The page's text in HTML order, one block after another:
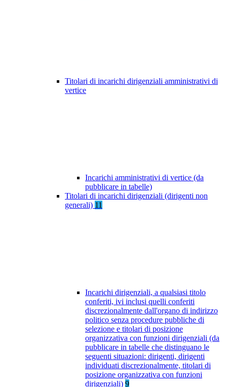
Titolari di incarichi dirigenziali amministrativi di
vertice
Incarichi amministrativi di vertice (da
pubblicare in tabelle)
Titolari di incarichi dirigenziali (dirigenti non
generali) 11
Incarichi dirigenziali, a qualsiasi titolo
conferiti, ivi inclusi quelli conferiti
discrezionalmente dall'organo di indirizzo
politico senza procedure pubbliche di
selezione e titolari di posizione
organizzativa con funzioni dirigenziali (da
pubblicare in tabelle che distinguano le
seguenti situazioni: dirigenti, dirigenti
individuati discrezionalmente, titolari di
posizione organizzativa con funzioni
dirigenziali) 9